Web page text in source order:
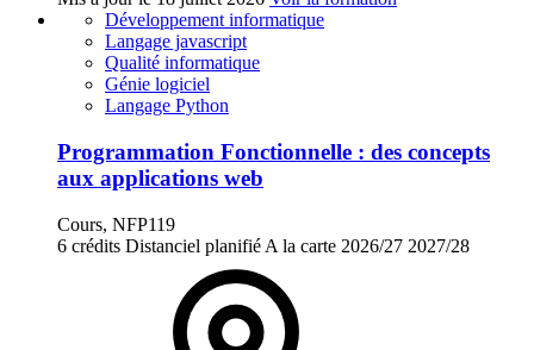
Développement informatique
Langage javascript
Qualité informatique
Génie logiciel
Langage Python
Programmation Fonctionnelle : des concepts
aux applications web
Cours, NFP119
6 crédits Distanciel planifié A la carte 2026/27 2027/28